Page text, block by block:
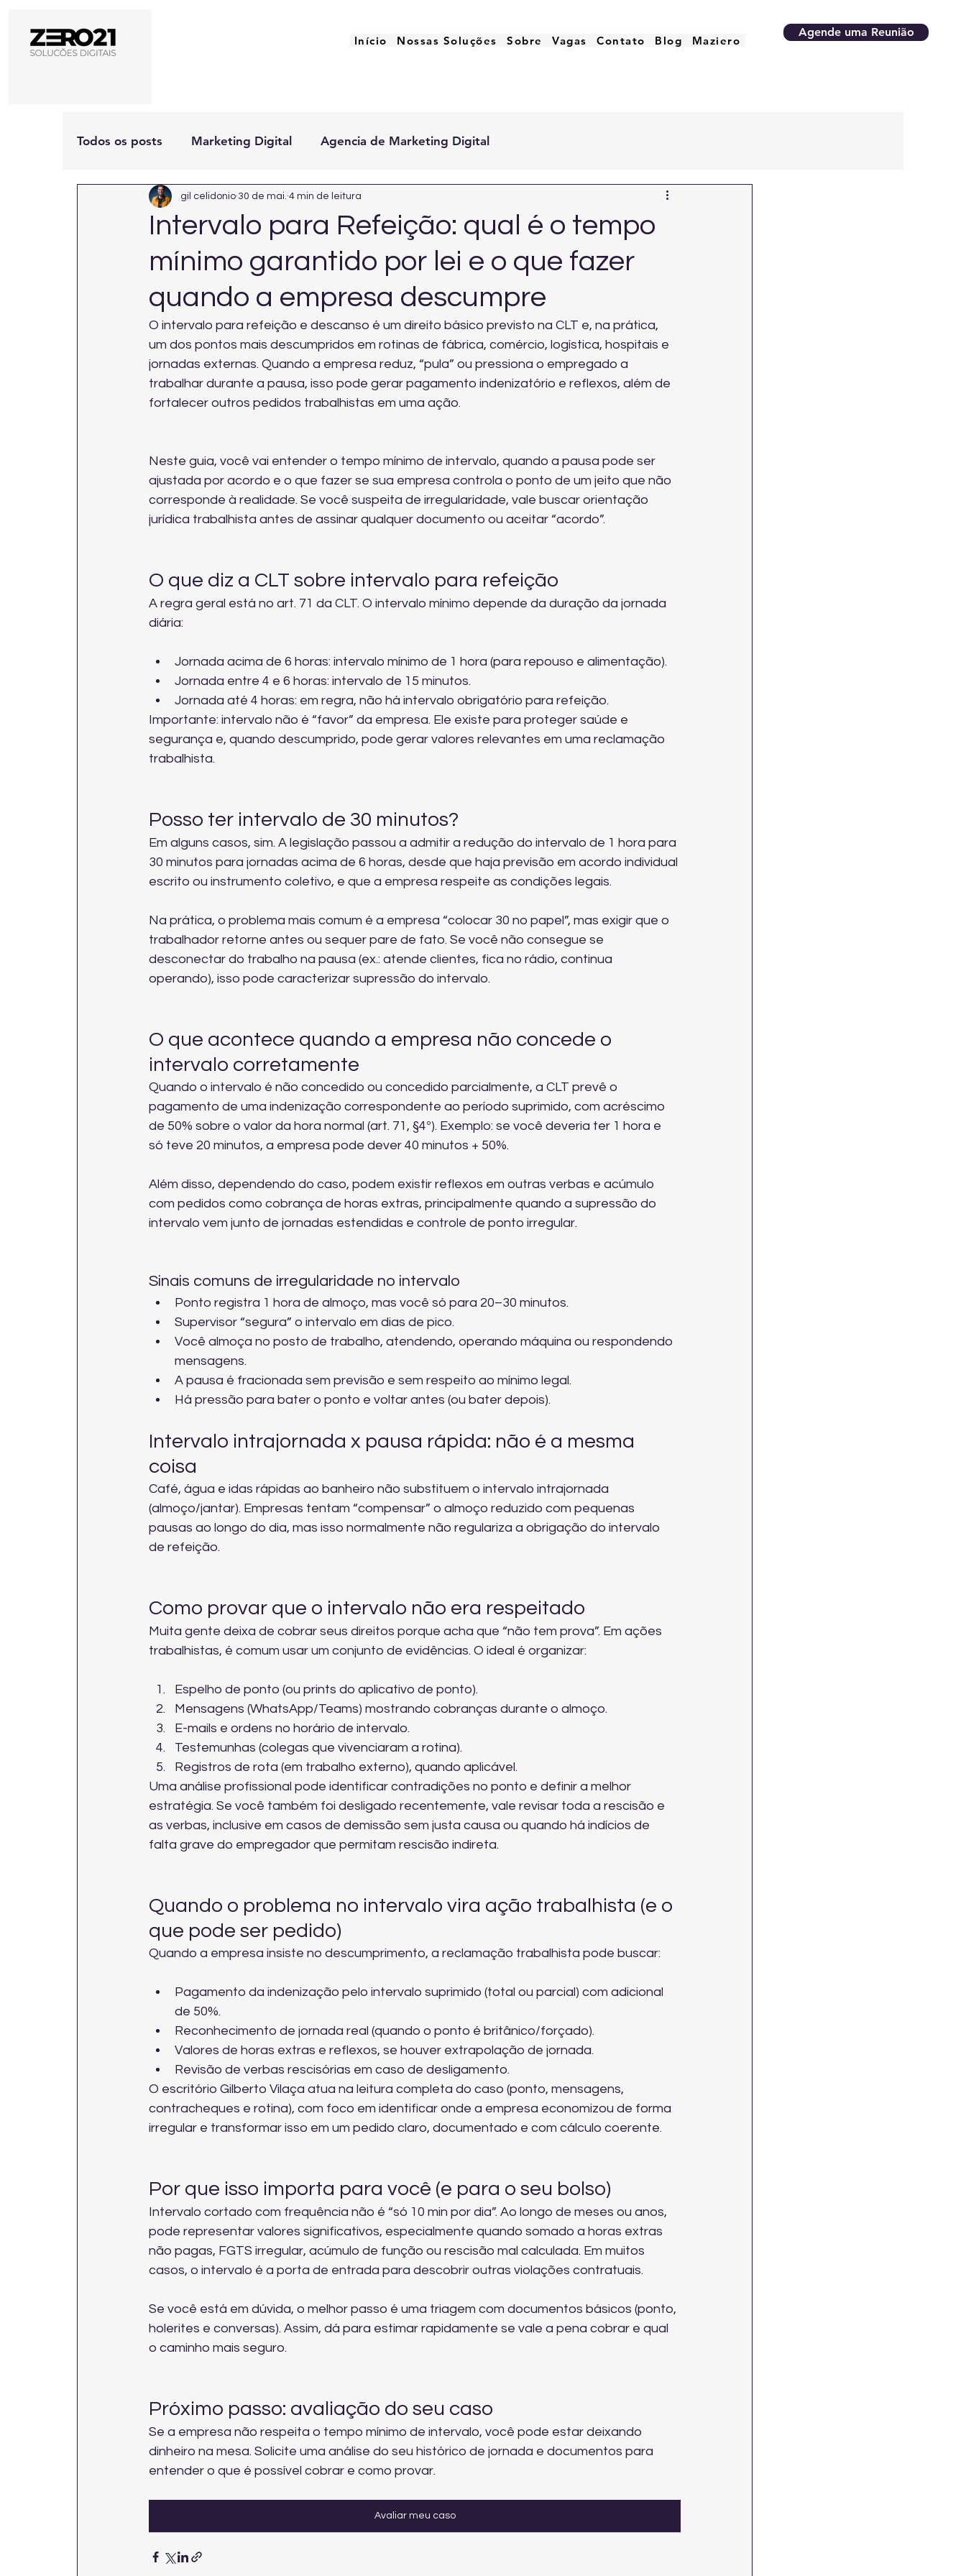
Início Nossas Soluções Sobre Vagas Contato Blog Maziero
Agende uma Reunião
Todos os posts Marketing Digital Agencia de Marketing Digital
Intervalo para Refeição: qual é o tempo
mínimo garantido por lei e o que fazer
quando a empresa descumpre
gil celidonio 30 de mai. 4 min de leitura
O intervalo para refeição e descanso é um direito básico previsto na CLT e, na prática,
um dos pontos mais descumpridos em rotinas de fábrica, comércio, logística, hospitais e
jornadas externas. Quando a empresa reduz, “pula” ou pressiona o empregado a
trabalhar durante a pausa, isso pode gerar pagamento indenizatório e reflexos, além de
fortalecer outros pedidos trabalhistas em uma ação.
Neste guia, você vai entender o tempo mínimo de intervalo, quando a pausa pode ser
ajustada por acordo e o que fazer se sua empresa controla o ponto de um jeito que não
corresponde à realidade. Se você suspeita de irregularidade, vale buscar orientação
jurídica trabalhista antes de assinar qualquer documento ou aceitar “acordo”.
O que diz a CLT sobre intervalo para refeição
A regra geral está no art. 71 da CLT. O intervalo mínimo depende da duração da jornada
diária:
Jornada acima de 6 horas: intervalo mínimo de 1 hora (para repouso e alimentação).
Jornada entre 4 e 6 horas: intervalo de 15 minutos.
Jornada até 4 horas: em regra, não há intervalo obrigatório para refeição.
Importante: intervalo não é “favor” da empresa. Ele existe para proteger saúde e
segurança e, quando descumprido, pode gerar valores relevantes em uma reclamação
trabalhista.
Posso ter intervalo de 30 minutos?
Em alguns casos, sim. A legislação passou a admitir a redução do intervalo de 1 hora para
30 minutos para jornadas acima de 6 horas, desde que haja previsão em acordo individual
escrito ou instrumento coletivo, e que a empresa respeite as condições legais.
Na prática, o problema mais comum é a empresa “colocar 30 no papel”, mas exigir que o
trabalhador retorne antes ou sequer pare de fato. Se você não consegue se
desconectar do trabalho na pausa (ex.: atende clientes, fica no rádio, continua
operando), isso pode caracterizar supressão do intervalo.
O que acontece quando a empresa não concede o
intervalo corretamente
Quando o intervalo é não concedido ou concedido parcialmente, a CLT prevê o
pagamento de uma indenização correspondente ao período suprimido, com acréscimo
de 50% sobre o valor da hora normal (art. 71, §4º). Exemplo: se você deveria ter 1 hora e
só teve 20 minutos, a empresa pode dever 40 minutos + 50%.
Além disso, dependendo do caso, podem existir reflexos em outras verbas e acúmulo
com pedidos como cobrança de horas extras, principalmente quando a supressão do
intervalo vem junto de jornadas estendidas e controle de ponto irregular.
Sinais comuns de irregularidade no intervalo
Ponto registra 1 hora de almoço, mas você só para 20–30 minutos.
Supervisor “segura” o intervalo em dias de pico.
Você almoça no posto de trabalho, atendendo, operando máquina ou respondendo
mensagens.
A pausa é fracionada sem previsão e sem respeito ao mínimo legal.
Há pressão para bater o ponto e voltar antes (ou bater depois).
Intervalo intrajornada x pausa rápida: não é a mesma
coisa
Café, água e idas rápidas ao banheiro não substituem o intervalo intrajornada
(almoço/jantar). Empresas tentam “compensar” o almoço reduzido com pequenas
pausas ao longo do dia, mas isso normalmente não regulariza a obrigação do intervalo
de refeição.
Como provar que o intervalo não era respeitado
Muita gente deixa de cobrar seus direitos porque acha que “não tem prova”. Em ações
trabalhistas, é comum usar um conjunto de evidências. O ideal é organizar:
Espelho de ponto (ou prints do aplicativo de ponto).
Mensagens (WhatsApp/Teams) mostrando cobranças durante o almoço.
E-mails e ordens no horário de intervalo.
Testemunhas (colegas que vivenciaram a rotina).
Registros de rota (em trabalho externo), quando aplicável.
Uma análise profissional pode identificar contradições no ponto e definir a melhor
estratégia. Se você também foi desligado recentemente, vale revisar toda a rescisão e
as verbas, inclusive em casos de demissão sem justa causa ou quando há indícios de
falta grave do empregador que permitam rescisão indireta.
Quando o problema no intervalo vira ação trabalhista (e o
que pode ser pedido)
Quando a empresa insiste no descumprimento, a reclamação trabalhista pode buscar:
Pagamento da indenização pelo intervalo suprimido (total ou parcial) com adicional
de 50%.
Reconhecimento de jornada real (quando o ponto é britânico/forçado).
Valores de horas extras e reflexos, se houver extrapolação de jornada.
Revisão de verbas rescisórias em caso de desligamento.
O escritório Gilberto Vilaça atua na leitura completa do caso (ponto, mensagens,
contracheques e rotina), com foco em identificar onde a empresa economizou de forma
irregular e transformar isso em um pedido claro, documentado e com cálculo coerente.
Por que isso importa para você (e para o seu bolso)
Intervalo cortado com frequência não é “só 10 min por dia”. Ao longo de meses ou anos,
pode representar valores significativos, especialmente quando somado a horas extras
não pagas, FGTS irregular, acúmulo de função ou rescisão mal calculada. Em muitos
casos, o intervalo é a porta de entrada para descobrir outras violações contratuais.
Se você está em dúvida, o melhor passo é uma triagem com documentos básicos (ponto,
holerites e conversas). Assim, dá para estimar rapidamente se vale a pena cobrar e qual
o caminho mais seguro.
Próximo passo: avaliação do seu caso
Se a empresa não respeita o tempo mínimo de intervalo, você pode estar deixando
dinheiro na mesa. Solicite uma análise do seu histórico de jornada e documentos para
entender o que é possível cobrar e como provar.
Avaliar meu caso